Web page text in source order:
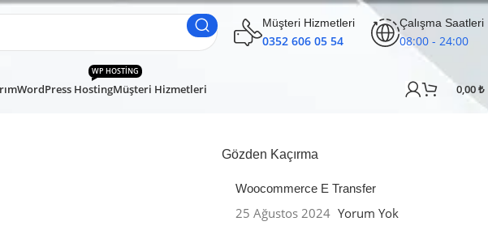
Müşteri Hizmetleri
0352 606 05 54
Çalışma Saatleri
08:00 - 24:00
WordPress Hosting
WP HOSTING
Müşteri Hizmetleri 0,00₺
Gözden Kaçırma
Woocommerce E Transfer
25 Ağustos 2024 Yorum Yok